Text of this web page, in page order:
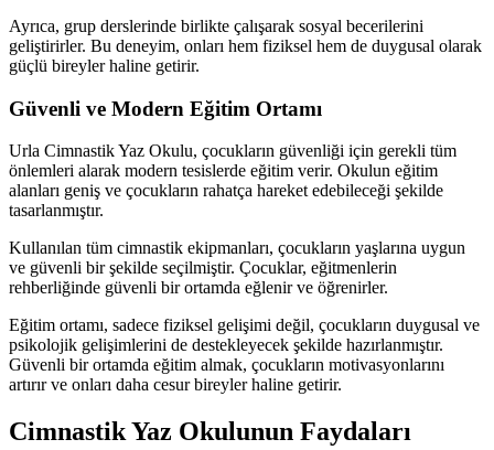
Ayrıca, grup derslerinde birlikte çalışarak sosyal becerilerini
geliştirirler. Bu deneyim, onları hem fiziksel hem de duygusal olarak
güçlü bireyler haline getirir.
Güvenli ve Modern Eğitim Ortamı
Urla Cimnastik Yaz Okulu, çocukların güvenliği için gerekli tüm
önlemleri alarak modern tesislerde eğitim verir. Okulun eğitim
alanları geniş ve çocukların rahatça hareket edebileceği şekilde
tasarlanmıştır.
Kullanılan tüm cimnastik ekipmanları, çocukların yaşlarına uygun
ve güvenli bir şekilde seçilmiştir. Çocuklar, eğitmenlerin
rehberliğinde güvenli bir ortamda eğlenir ve öğrenirler.
Eğitim ortamı, sadece fiziksel gelişimi değil, çocukların duygusal ve
psikolojik gelişimlerini de destekleyecek şekilde hazırlanmıştır.
Güvenli bir ortamda eğitim almak, çocukların motivasyonlarını
artırır ve onları daha cesur bireyler haline getirir.
Cimnastik Yaz Okulunun Faydaları